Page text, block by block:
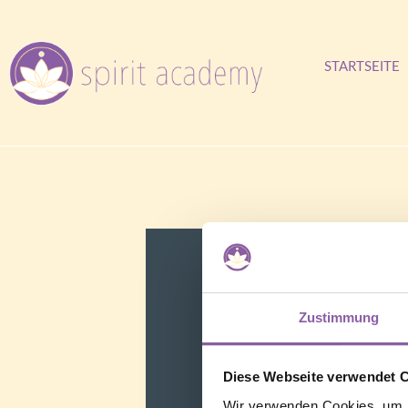
Zustimmung
Diese Webseite verwendet
STARTSEITE